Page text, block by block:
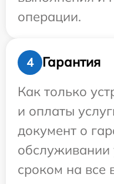
операции.
4
Гарантия
Как только
и оплаты
документ о
обслуживании
сроком на все